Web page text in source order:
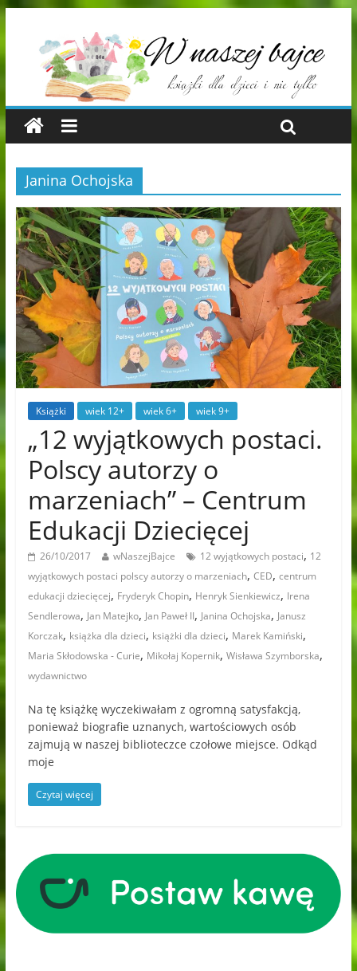
Janina Ochojska
Książki wiek 12+ wiek 6+ wiek 9+
„12 wyjątkowych postaci.
Polscy autorzy o
marzeniach” – Centrum
Edukacji Dziecięcej
26/10/2017 wNaszejBajce 12 wyjątkowych postaci, 12
wyjątkowych postaci polscy autorzy o marzeniach, CED, centrum
edukacji dziecięcej, Fryderyk Chopin, Henryk Sienkiewicz, Irena
Sendlerowa, Jan Matejko, Jan Paweł II, Janina Ochojska, Janusz
Korczak, książka dla dzieci, książki dla dzieci, Marek Kamiński,
Maria Skłodowska - Curie, Mikołaj Kopernik, Wisława Szymborska,
wydawnictwo
Na tę książkę wyczekiwałam z ogromną satysfakcją,
ponieważ biografie uznanych, wartościowych osób
zajmują w naszej biblioteczce czołowe miejsce. Odkąd
moje
Czytaj więcej